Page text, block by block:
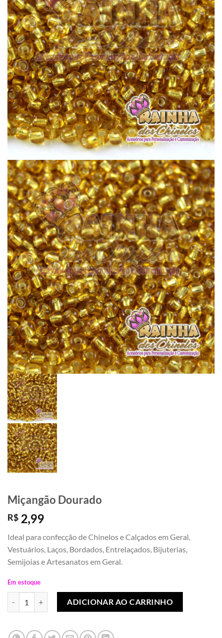
Miçangão Dourado
R$ 2,99
Ideal para confecção de Chinelos e Calçados em Geral,
Vestuários, Laços, Bordados, Entrelaçados, Bijuterias,
Semijoias e Artesanatos em Geral.
Em estoque
Miçangão Dourado quantidadeADICIONAR AO CARRINHO